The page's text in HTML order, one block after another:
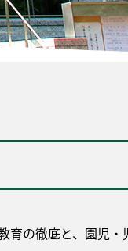
の徹底と、園児